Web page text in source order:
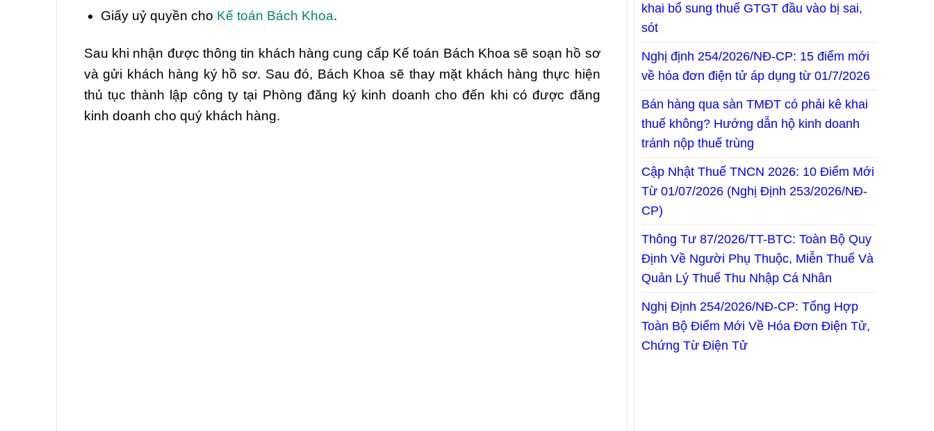
Giấy uỷ quyền cho Kế toán Bách Khoa.
Sau khi nhận được thông tin khách hàng cung cấp Kế toán Bách Khoa sẽ soạn hồ sơ
và gửi khách hàng ký hồ sơ. Sau đó, Bách Khoa sẽ thay mặt khách hàng thực hiện
thủ tục thành lập công ty tại Phòng đăng ký kinh doanh cho đến khi có được đăng
kinh doanh cho quý khách hàng.
khai bổ sung thuế GTGT đầu vào bị sai,
sót
Nghị định 254/2026/NĐ-CP: 15 điểm mới
về hóa đơn điện tử áp dụng từ 01/7/2026
Bán hàng qua sàn TMĐT có phải kê khai
thuế không? Hướng dẫn hộ kinh doanh
tránh nộp thuế trùng
Cập Nhật Thuế TNCN 2026: 10 Điểm Mới
Từ 01/07/2026 (Nghị Định 253/2026/NĐ-
CP)
Thông Tư 87/2026/TT-BTC: Toàn Bộ Quy
Định Về Người Phụ Thuộc, Miễn Thuế Và
Quản Lý Thuế Thu Nhập Cá Nhân
Nghị Định 254/2026/NĐ-CP: Tổng Hợp
Toàn Bộ Điểm Mới Về Hóa Đơn Điện Tử,
Chứng Từ Điện Tử